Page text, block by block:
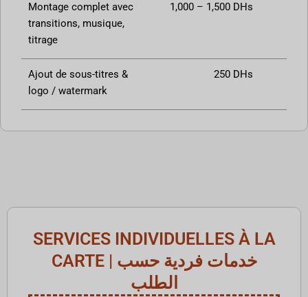
Montage complet avec
transitions, musique,
titrage
1,000 – 1,500 DHs
Ajout de sous-titres &
logo / watermark
250 DHs
SERVICES INDIVIDUELLES À LA
CARTE | خدمات فردية حسب
الطلب